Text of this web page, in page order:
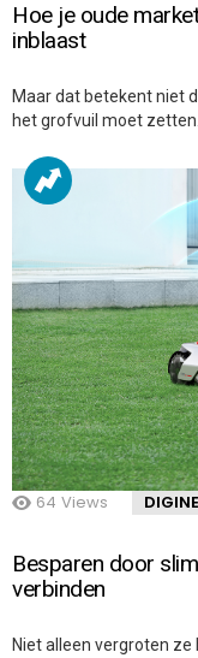
Hoe je oude
inblaast
Maar dat betekent niet
het grofvuil moet zetten.
64 Views
Besparen door
verbinden
Niet alleen vergroten